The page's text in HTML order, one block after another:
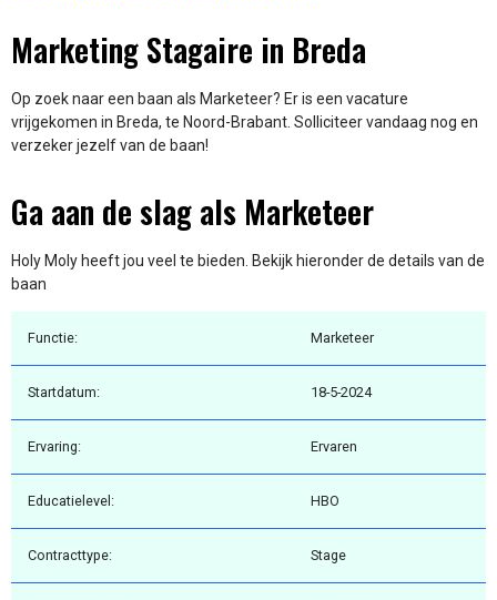
Marketing Stagaire in Breda
Op zoek naar een baan als Marketeer? Er is een vacature
vrijgekomen in Breda, te Noord-Brabant. Solliciteer vandaag nog en
verzeker jezelf van de baan!
Ga aan de slag als Marketeer
Holy Moly heeft jou veel te bieden. Bekijk hieronder de details van de
baan
Functie: Marketeer
Startdatum: 18-5-2024
Ervaring: Ervaren
Educatielevel: HBO
Contracttype: Stage